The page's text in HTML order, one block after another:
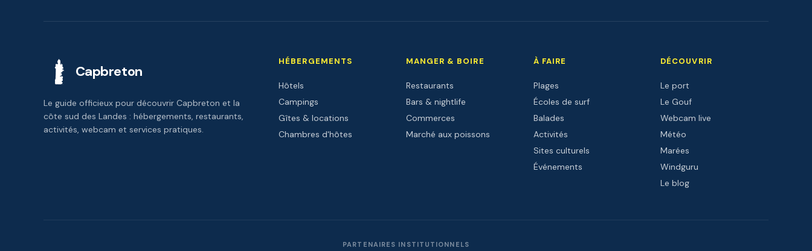
Capbreton
Le guide officieux pour découvrir Capbreton et la
côte sud des Landes : hébergements, restaurants,
activités, webcam et services pratiques.
HÉBERGEMENTS
Hôtels
Campings
Gîtes & locations
Chambres d'hôtes
MANGER & BOIRE
Restaurants
Bars & nightlife
Commerces
Marché aux poissons
À FAIRE
Plages
Écoles de surf
Balades
Activités
Sites culturels
Événements
DÉCOUVRIR
Le port
Le Gouf
Webcam live
Météo
Marées
Windguru
Le blog
PARTENAIRES INSTITUTIONNELS